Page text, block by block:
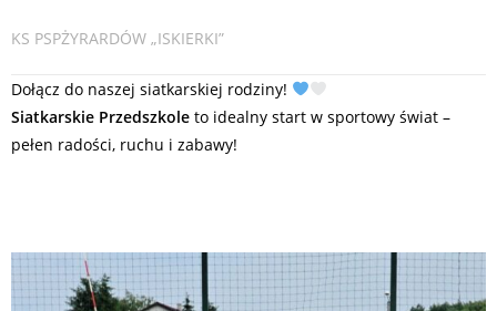
KS PSPŻYRARDÓW „ISKIERKI”
Dołącz do naszej siatkarskiej rodziny!
Siatkarskie Przedszkole to idealny start w sportowy świat –
pełen radości, ruchu i zabawy!